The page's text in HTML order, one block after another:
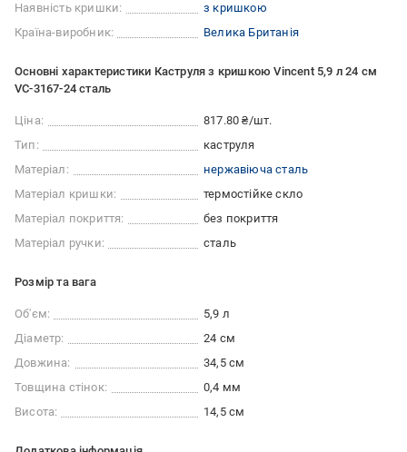
Наявність кришки:
з кришкою
Країна-виробник:
Велика Британія
Основні характеристики Каструля з кришкою Vincent 5,9 л 24 см
VC-3167-24 сталь
Ціна:
817.80 ₴/шт.
Тип:
каструля
Матеріал:
нержавіюча сталь
Матеріал кришки:
термостійке скло
Матеріал покриття:
без покриття
Матеріал ручки:
сталь
Розмір та вага
Об'єм:
5,9 л
Діаметр:
24 см
Довжина:
34,5 см
Товщина стінок:
0,4 мм
Висота:
14,5 см